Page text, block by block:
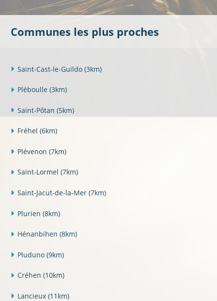
Communes les plus proches
Saint-Cast-le-Guildo (3km)
Pléboulle (3km)
Saint-Pôtan (5km)
Fréhel (6km)
Plévenon (7km)
Saint-Lormel (7km)
Saint-Jacut-de-la-Mer (7km)
Plurien (8km)
Hénanbihen (8km)
Pluduno (9km)
Créhen (10km)
Lancieux (11km)